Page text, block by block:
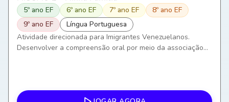
5º ano EF 6º ano EF 7º ano EF
8º ano EF
9º ano EF
Língua Portuguesa
Atividade direcionada para Imigrantes Venezuelanos.
Desenvolver a compreensão oral por meio da associação
língua portuguesa em situações comunicativas do